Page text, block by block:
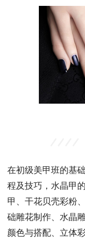
在初级美甲班的基
程及技巧，水晶甲
甲、干花贝壳彩粉
础雕花制作、水晶
颜色与搭配、立体